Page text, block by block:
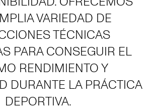
VARIEDAD DE
TÉCNICAS
PARA CONSEGUIR EL
RENDIMIENTO Y
DURANTE LA PRÁCTICA
DEPORTIVA.